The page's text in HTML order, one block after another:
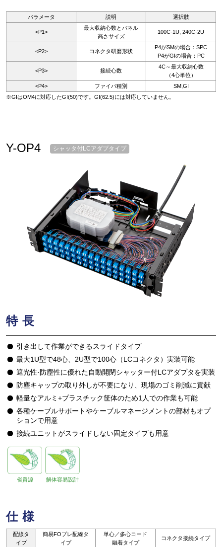
パラメータ 説明 選択肢
<P1>
最大収納心数とパネル
高さサイズ
100C-1U, 240C-2U
<P2> コネクタ研磨形状
P4がSMの場合：SPC
P4がGIの場合：PC
<P3> 接続心数
4C～最大収納心数
（4心単位）
<P4>
ファイバ種別
SM,GI
※GIはOM4に対応したGI(50)です。GI(62.5)には対応していません。
Y-OP4 シャッタ付LCアダプタイプ
特長
引き出して作業ができるスライドタイプ
最大1U型で48心、2U型で100心（LCコネクタ）実装可能
遮光性·防塵性に優れた自動開閉シャッター付LCアダプタを実装
防塵キャップの取り外しが不要になり、現場のゴミ削減に貢献
軽量なアルミ+プラスチック筐体のため1人での作業も可能
各種ケーブルサポートやケーブルマネージメントの部材もオプ
ションで用意
接続ユニットがスライドしない固定タイプも用意
省資源 解体容易設計
仕様
配線タ
イプ
簡易FOプレ配線タ
イプ
単心／多心コード
融着タイプ
コネクタ接続タイプ